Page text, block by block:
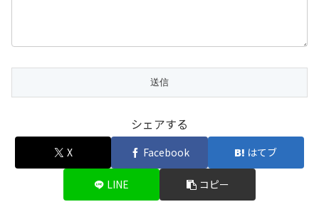
シェアする
X Facebook はてブ
LINE コピー